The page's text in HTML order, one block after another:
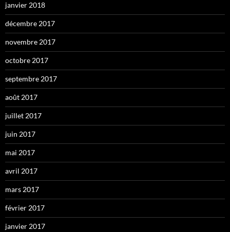
janvier 2018
décembre 2017
novembre 2017
octobre 2017
septembre 2017
août 2017
juillet 2017
juin 2017
mai 2017
avril 2017
mars 2017
février 2017
janvier 2017